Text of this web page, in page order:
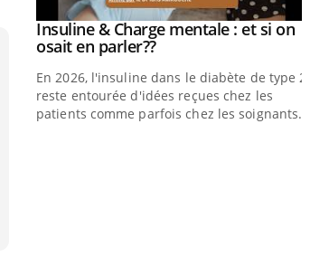
Youtube
Insuline & Charge mentale : et si on
osait en parler??Youtube
En 2026, l'insuline dans le diabète de type 2
reste entourée d'idées reçues chez les
patients comme parfois chez les soignants.